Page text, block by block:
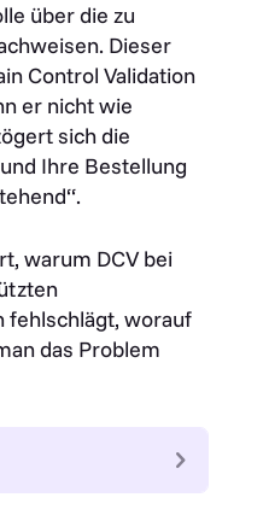
über die zu
Dieser
Control Validation
er nicht wie
sich die
Ihre Bestellung
warum DCV bei
fehlschlägt, worauf
das Problem